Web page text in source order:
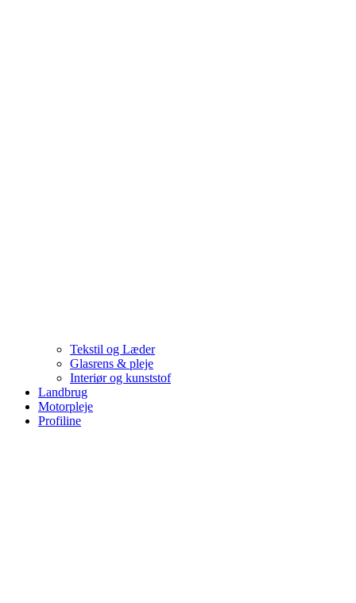
Tekstil og Læder
Glasrens & pleje
Interiør og kunststof
Landbrug
Motorpleje
Profiline